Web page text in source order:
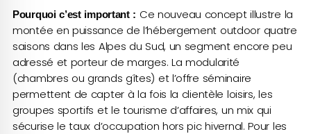
Pourquoi c’est important : Ce nouveau concept illustre la
montée en puissance de l’hébergement outdoor quatre
saisons dans les Alpes du Sud, un segment encore peu
adressé et porteur de marges. La modularité
(chambres ou grands gîtes) et l’offre séminaire
permettent de capter à la fois la clientèle loisirs, les
groupes sportifs et le tourisme d’affaires, un mix qui
sécurise le taux d’occupation hors pic hivernal. Pour les